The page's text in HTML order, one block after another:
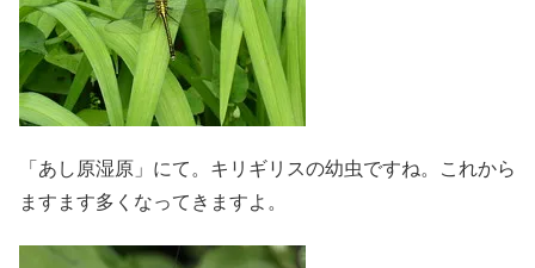
「あし原湿原」にて。キリギリスの幼虫ですね。これから
ますます多くなってきますよ。